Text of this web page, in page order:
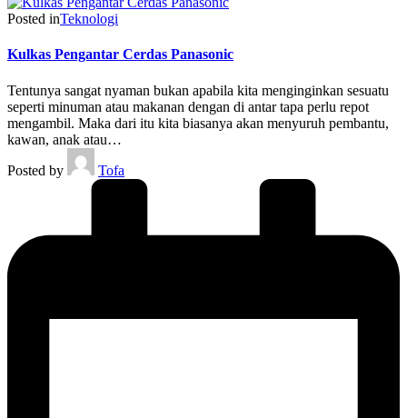
Posted inTeknologi
Kulkas Pengantar Cerdas Panasonic
Tentunya sangat nyaman bukan apabila kita menginginkan sesuatu
seperti minuman atau makanan dengan di antar tapa perlu repot
mengambil. Maka dari itu kita biasanya akan menyuruh pembantu,
kawan, anak atau…
Posted by
Tofa